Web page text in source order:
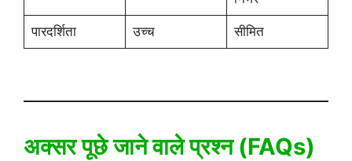
पारदर्शिता उच्च सीमित
अक्सर पूछे जाने वाले प्रश्न (FAQs)